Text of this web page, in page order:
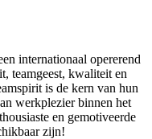
internationaal opererend
teamgeest, kwaliteit en
is de kern van hun
werkplezier binnen het
en gemotiveerde
zijn!